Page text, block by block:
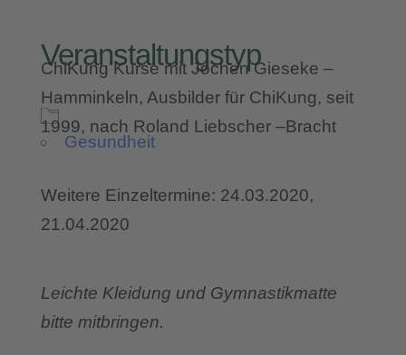
Veranstaltungstyp
Gesundheit
ChiKung Kurse mit Jochen Gieseke –
Hamminkeln, Ausbilder für ChiKung, seit
1999, nach Roland Liebscher –Bracht
Weitere Einzeltermine: 24.03.2020,
21.04.2020
Leichte Kleidung und Gymnastikmatte
bitte mitbringen.